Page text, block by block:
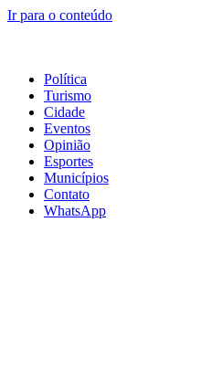
Ir para o conteúdo
Política
Turismo
Cidade
Eventos
Opinião
Esportes
Municípios
Contato
WhatsApp